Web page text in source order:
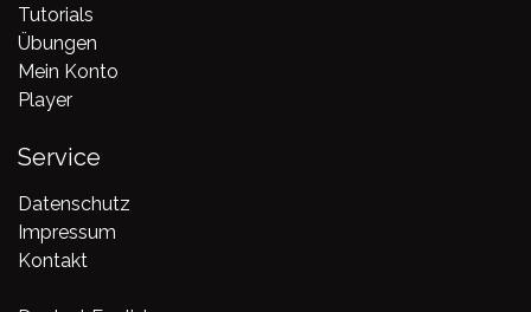
Tutorials
Übungen
Mein Konto
Player
Service
Datenschutz
Impressum
Kontakt